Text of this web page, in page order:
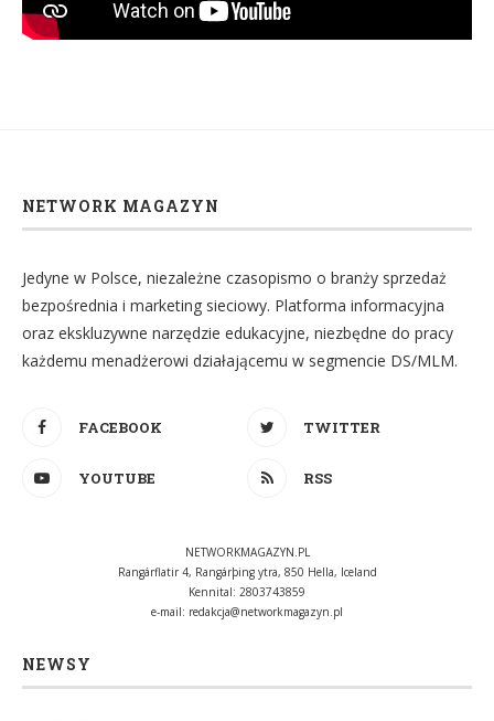
NETWORK MAGAZYN
Jedyne w Polsce, niezależne czasopismo o branży sprzedaż
bezpośrednia i marketing sieciowy. Platforma informacyjna
oraz ekskluzywne narzędzie edukacyjne, niezbędne do pracy
każdemu menadżerowi działającemu w segmencie DS/MLM.
FACEBOOK TWITTER
YOUTUBE RSS
NETWORKMAGAZYN.PL
Rangárflatir 4, Rangárþing ytra, 850 Hella, Iceland
Kennital: 2803743859
e-mail: redakcja@networkmagazyn.pl
NEWSY